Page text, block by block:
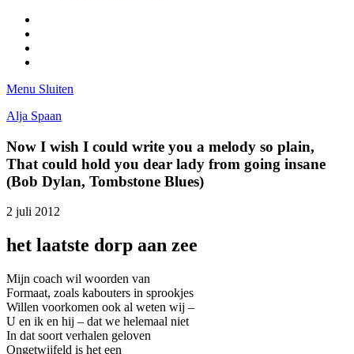
Menu Sluiten
Alja Spaan
Now I wish I could write you a melody so plain,
That could hold you dear lady from going insane
(Bob Dylan, Tombstone Blues)
2 juli 2012
het laatste dorp aan zee
Mijn coach wil woorden van
Formaat, zoals kabouters in sprookjes
Willen voorkomen ook al weten wij –
U en ik en hij – dat we helemaal niet
In dat soort verhalen geloven
Ongetwijfeld is het een